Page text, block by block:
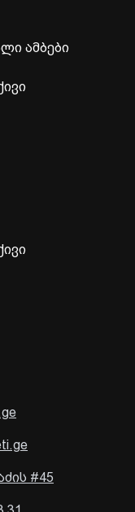
ამბები
#45